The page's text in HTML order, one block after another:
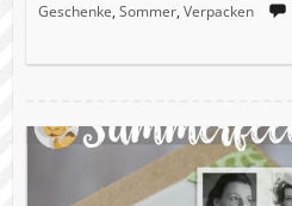
Geschenke, Sommer, Verpacken